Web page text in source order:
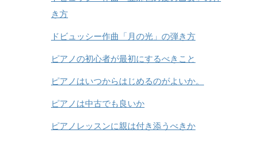
き方
ドビュッシー作曲「月の光」の弾き方
ピアノの初心者が最初にするべきこと
ピアノはいつからはじめるのがよいか。
ピアノは中古でも良いか
ピアノレッスンに親は付き添うべきか